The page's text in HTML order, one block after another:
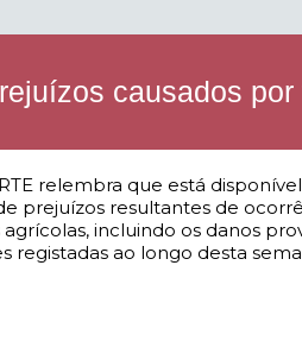
causados
relembra que está
prejuízos resultantes de
incluindo os danos
registadas ao longo desta